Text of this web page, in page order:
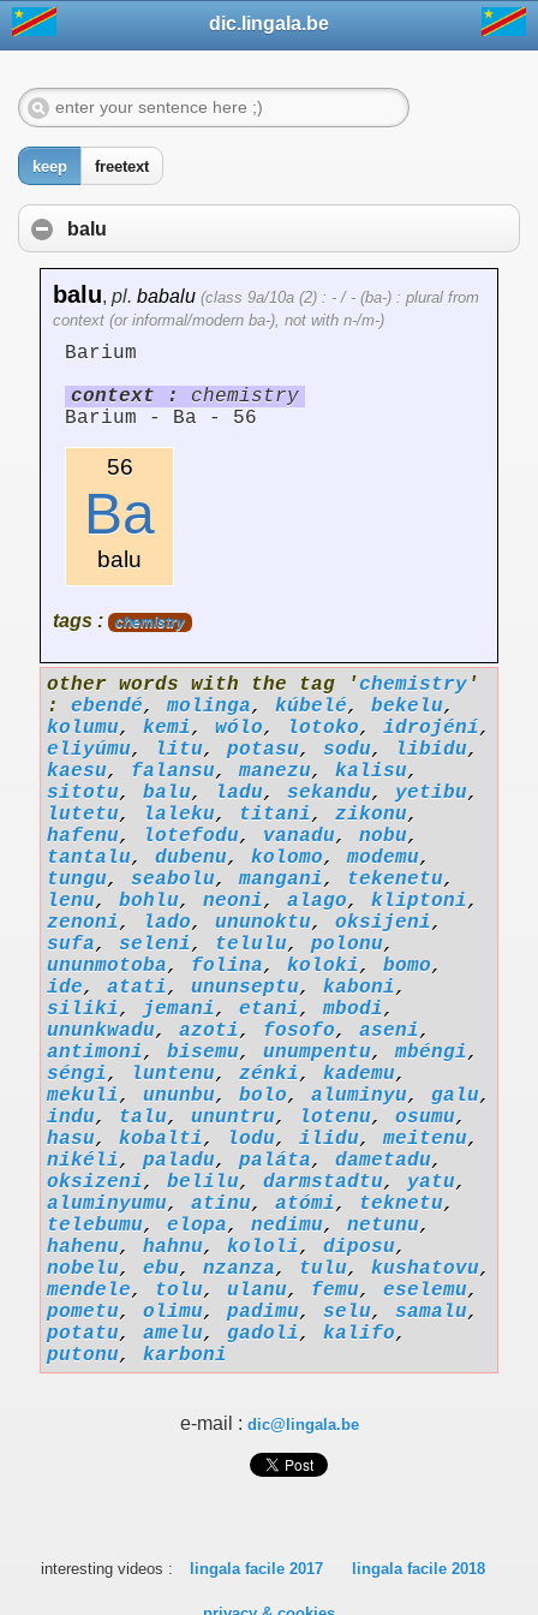
dic.lingala.be
keep freetext
balu
balu, pl. babalu (class 9a/10a (2) : - / - (ba-) : plural from
context (or informal/modern ba-), not with n-/m-)
Barium
context :
chemistry
Barium - Ba - 56
56
Ba
balu
tags : chemistry
other words with the tag 'chemistry '
: ebendé,molinga, kúbelé, bekelu,
kolumu, kemi, wólo, lotoko, idrojéní,
eliyúmu, litu, potasu, sodu, libidu,
kaesu, falansu,manezu, kalisu,
sitotu, balu, ladu, sekandu, yetibu,
lutetu, laleku, titani, zikonu,
hafenu, lotefodu, vanadu, nobu,
tantalu, dubenu, kolomo,modemu,
tungu, seabolu,mangani, tekenetu,
lenu, bohlu, neoni, alago, kliptoni,
zenoni, lado, ununoktu, oksijeni,
sufa, seleni, telulu, polonu,
ununmotoba, folina, koloki, bomo,
ide, atati, ununseptu, kaboni,
siliki, jemani, etani,mbodi,
ununkwadu, azoti, fosofo, aseni,
antimoni, bisemu, unumpentu,mbéngi,
séngi, luntenu, zénki, kademu,
mekuli, ununbu, bolo, aluminyu, galu,
indu, talu, ununtru, lotenu, osumu,
hasu, kobalti, lodu, ilidu,meitenu,
nikéli, paladu, paláta, dametadu,
oksizeni, belilu, darmstadtu, yatu,
aluminyumu, atinu, atómi, teknetu,
telebumu, elopa, nedimu, netunu,
hahenu, hahnu, kololi, diposu,
nobelu, ebu, nzanza, tulu, kushatovu,
mendele, tolu, ulanu, femu, eselemu,
pometu, olimu, padimu, selu, samalu,
potatu, amelu, gadoli, kalifo,
putonu, karboni
e-mail : dic@lingala.be
interesting videos : lingala facile 2017 lingala facile 2018